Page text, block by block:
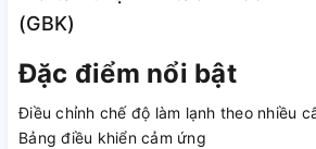
(GBK)
Đặc điểm nổi bật
Điều chỉnh chế độ làm lạnh theo nhiều
Bảng điều khiển cảm ứng